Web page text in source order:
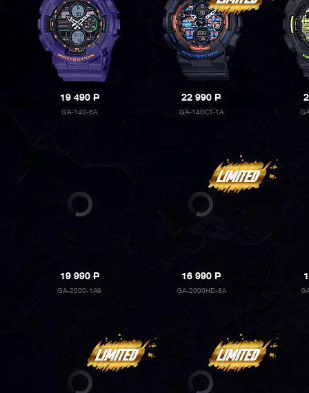
19 490P
GA-140-6A
22 990P
GA-140CT-1A
19 990P
GA-2000-1A9
16 990P
GA-2000HD-8A